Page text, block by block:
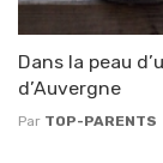
Dans la peau
d’Auvergne
Par TOP-PARENTS